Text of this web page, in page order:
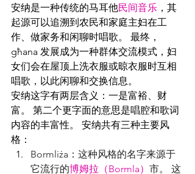
安纳是一种传统的马耳他民间音乐 ，其
起源可以追溯到农民和家庭主妇在工
作、做家务和闲聊时唱歌。 最终，
għana 发展成为一种群体交流模式，妇
女们会在屋顶上洗衣服或晾衣服时互相
唱歌，以此闲聊和交换信息。
安纳这字有两层含义：一是富裕、财
富。 第二个更字面的意思是唱腔和歌词
内容的丰富性。 安纳共有三种主要风
格：
Bormliża：这种风格的名字来源于
它流行的博姆拉（Bormla） 市。 这